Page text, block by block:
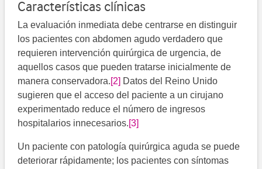
Características clínicas
La evaluación inmediata debe centrarse en distinguir
los pacientes con abdomen agudo verdadero que
requieren intervención quirúrgica de urgencia, de
aquellos casos que pueden tratarse inicialmente de
manera conservadora.[2] Datos del Reino Unido
sugieren que el acceso del paciente a un cirujano
experimentado reduce el número de ingresos
hospitalarios innecesarios.[3]
Un paciente con patología quirúrgica aguda se puede
deteriorar rápidamente; los pacientes con síntomas